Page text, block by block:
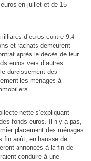
en juillet et de 15
d’euros contre 9,4
et rachats demeurent
après le décès de leur
euros vers d’autres
durcissement des
les ménages à
nette s’expliquant
fonds euros. Il n’y a pas,
placement des ménages
fin août, en hausse de
annoncés à la fin de
conduire à une